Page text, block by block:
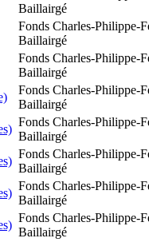
Baillairgé
Fonds Charles-Philippe-
Baillairgé
Fonds Charles-Philippe-
Baillairgé
Fonds Charles-Philippe-
Baillairgé
Fonds Charles-Philippe-
Baillairgé
Fonds Charles-Philippe-
Baillairgé
Fonds Charles-Philippe-
Baillairgé
Fonds Charles-Philippe-
Baillairgé